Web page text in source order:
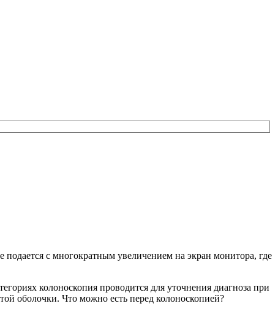
с многократным увеличением на экран монитора, где
колоноскопия проводится для уточнения диагноза при
оболочки. Что можно есть перед колоноскопией?